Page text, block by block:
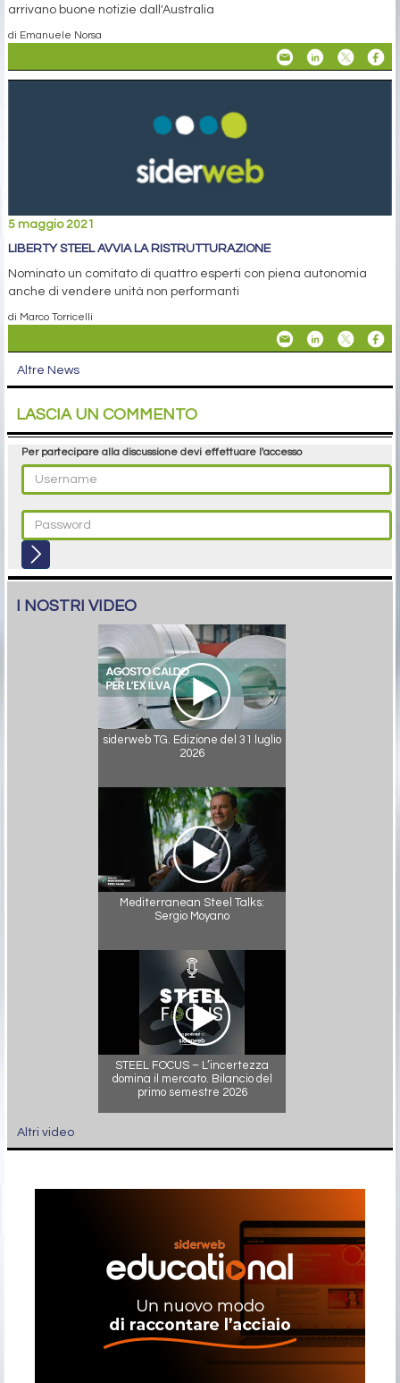
arrivano buone notizie dall'Australia
di Emanuele Norsa
5 maggio 2021
LIBERTY STEEL AVVIA LA RISTRUTTURAZIONE
Nominato un comitato di quattro esperti con piena autonomia
anche di vendere unità non performanti
di Marco Torricelli
Altre News
LASCIA UN COMMENTO
Per partecipare alla discussione devi effettuare l'accesso
I NOSTRI VIDEO
siderweb TG. Edizione del 31 luglio
2026
Mediterranean Steel Talks:
Sergio Moyano
STEEL FOCUS – L’incertezza
domina il mercato. Bilancio del
primo semestre 2026
Altri video